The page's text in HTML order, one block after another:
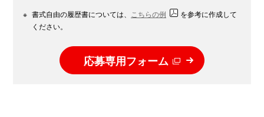
※ 書式自由の履歴書については、 こちらの例
を参考に作成して
ください。
応募専用フォーム